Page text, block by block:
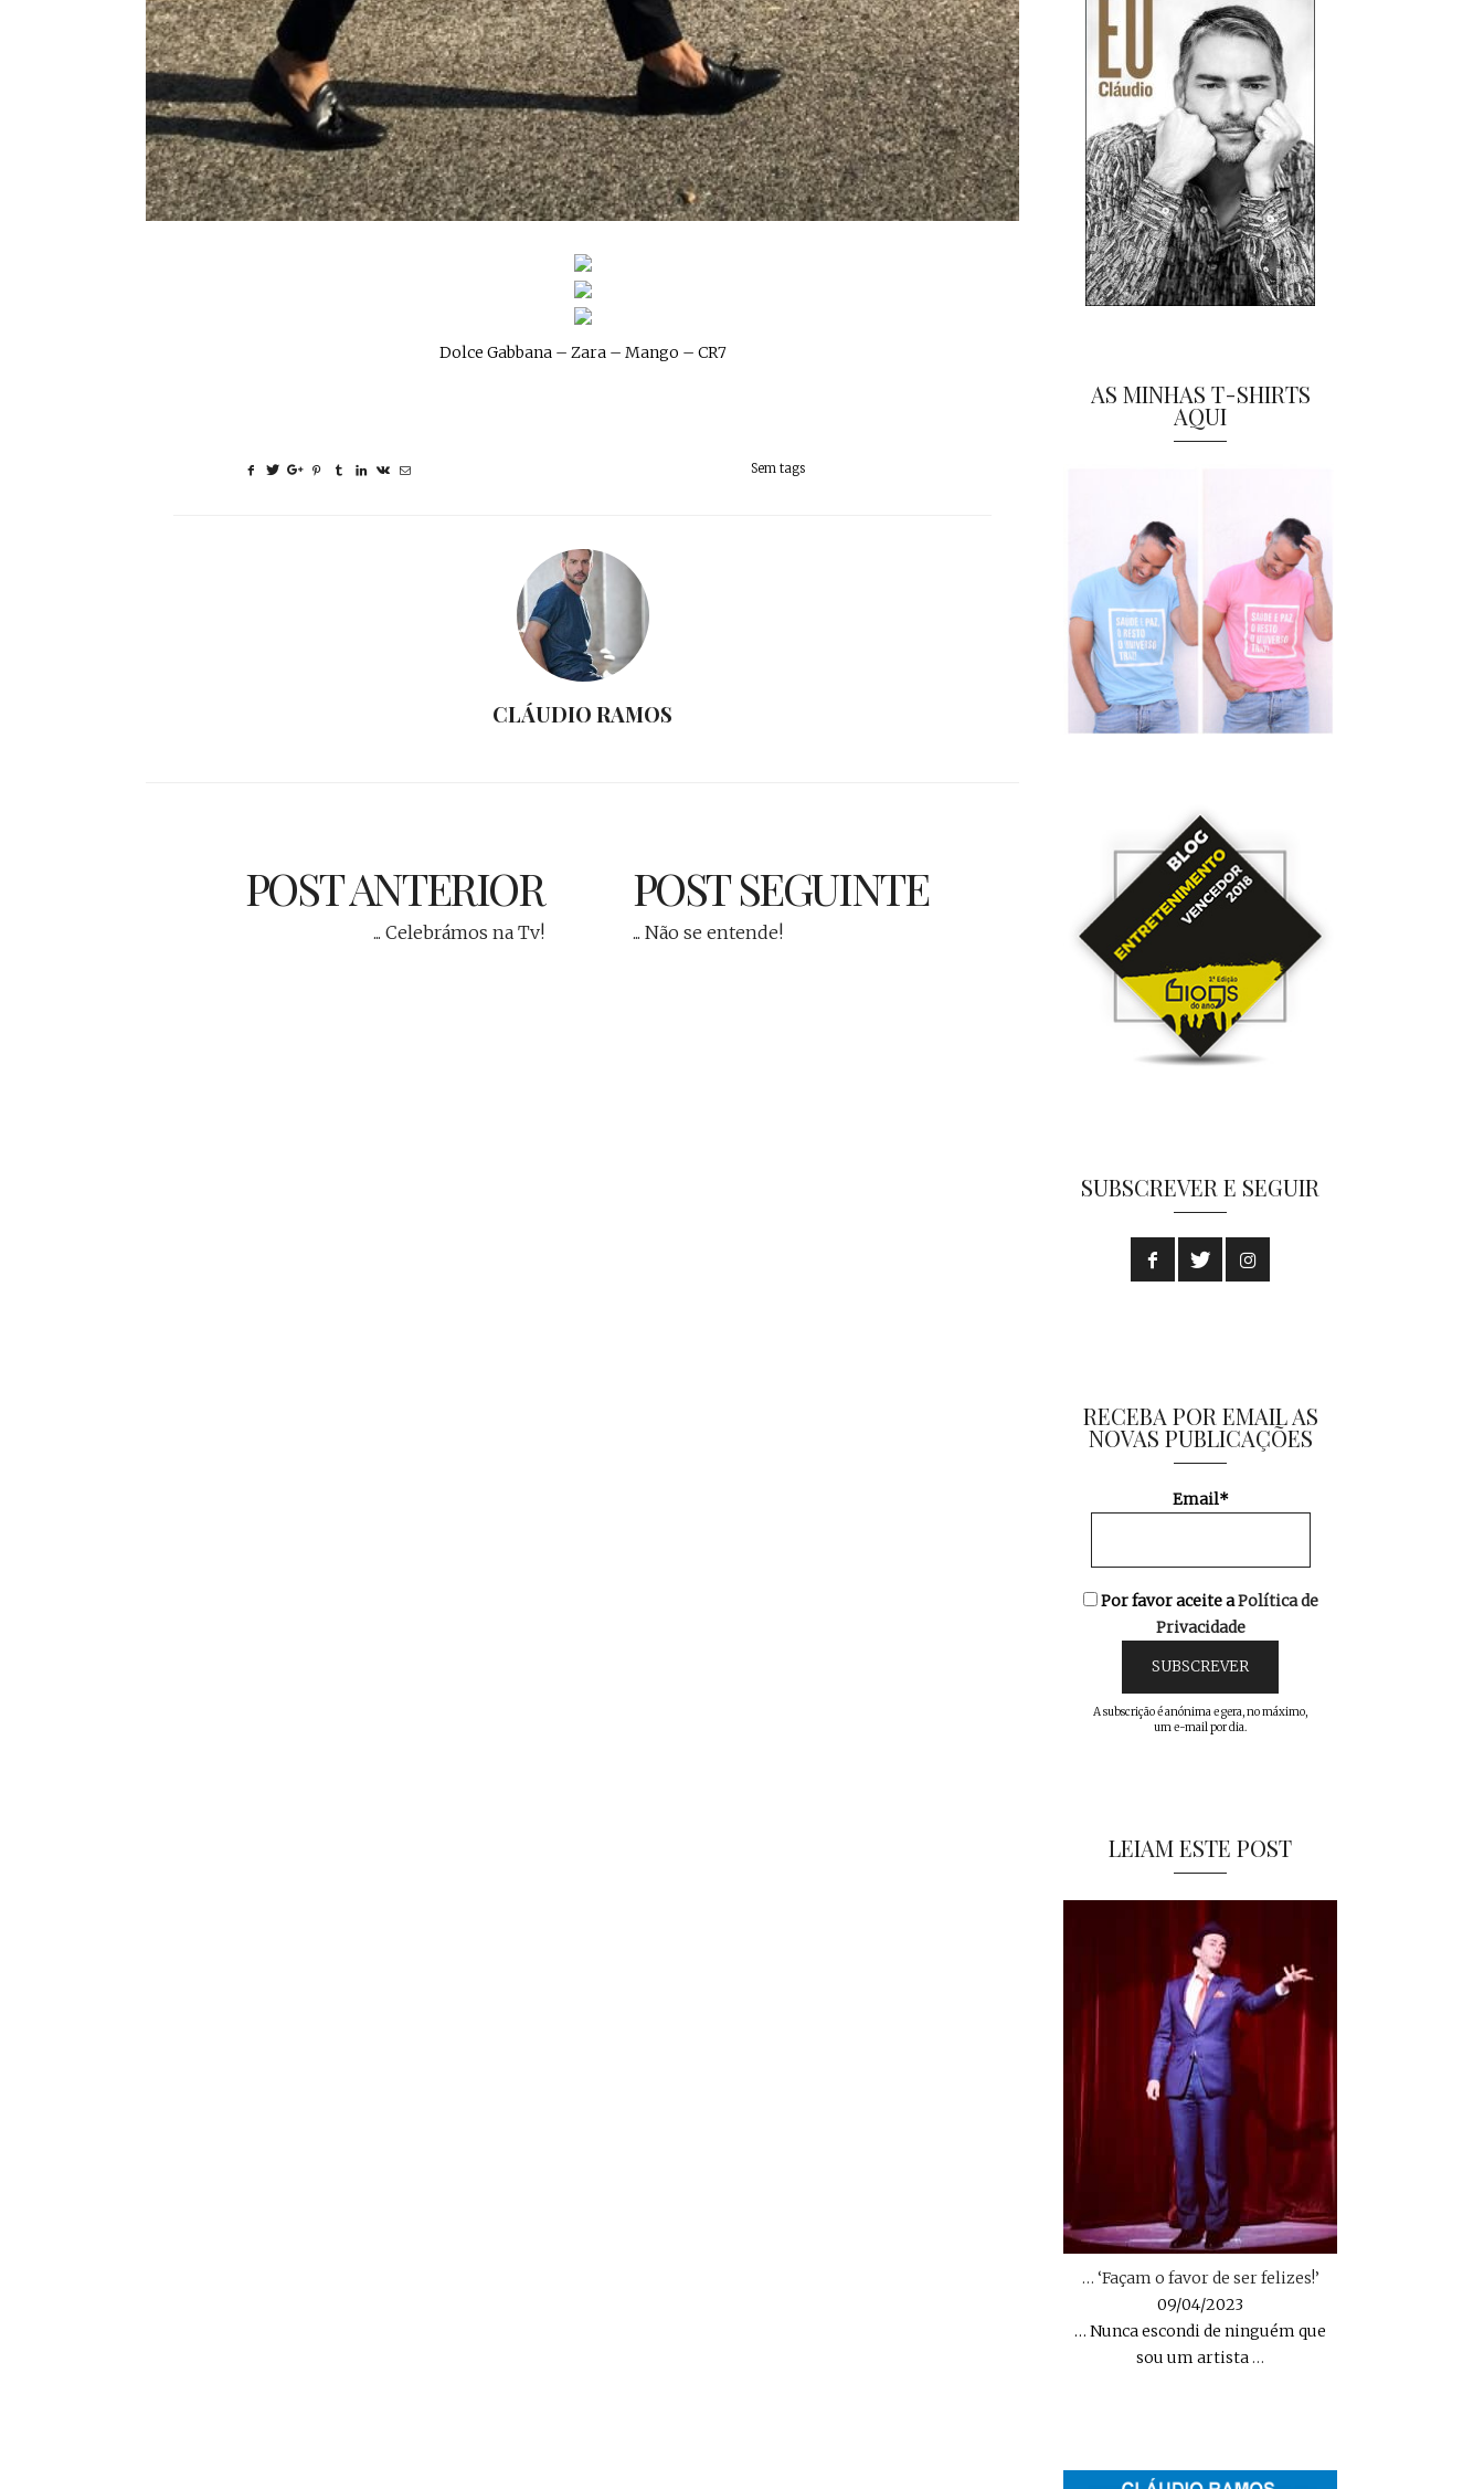
Dolce Gabbana – Zara – Mango – CR7
Sem tags
CLÁUDIO RAMOS
POST ANTERIOR
... Celebrámos na Tv!
POST SEGUINTE
... Não se entende!
AS MINHAS T-SHIRTS
AQUI
SUBSCREVER E SEGUIR
RECEBA POR EMAIL AS
NOVAS PUBLICAÇÕES
Email*
Por favor aceite aPolítica de
Privacidade
A subscrição é anónima e gera, no máximo,
um e-mail por dia.
LEIAM ESTE POST
… ‘Façam o favor de ser felizes!’
09/04/2023
… Nunca escondi de ninguém que
sou um artista…